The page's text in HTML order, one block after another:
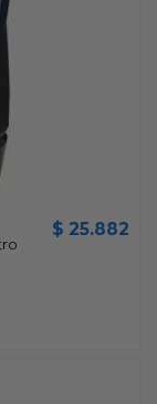
$ 25.882